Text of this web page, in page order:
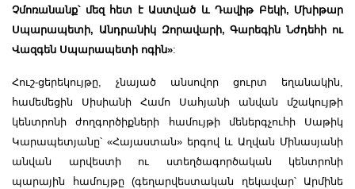
Չմոռանանք՝ մեզ հետ է Աստված և Դավիթ Բեկի, Մխիթար
Սպարապետի, Անդրանիկ Զորավարի, Գարեգին Նժդեհի ու
Վազգեն Սպարապետի ոգին»:
Հուշ-ցերեկույթը, չնայած անսովոր ցուրտ եղանակին,
համեմեցին Սիսիանի Համո Սահյանի անվան մշակույթի
կենտրոնի ժողգործիքների համույթի մեներգչուհի Սաթիկ
Կարապետյանը՝ «Հայաստան» երգով և Աղվան Մինասյանի
անվան արվեստի ու ստեղծագործական կենտրոնի
պարային համույթը (գեղարվեստական ղեկավար՝ Արմինե